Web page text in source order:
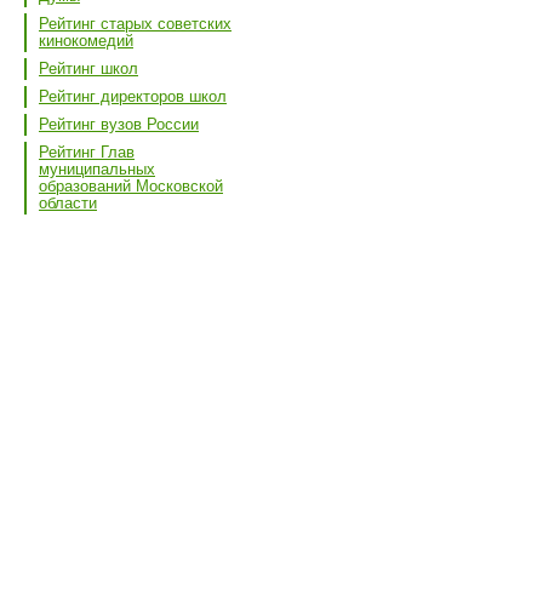
Рейтинг старых советских
кинокомедий
Рейтинг школ
Рейтинг директоров школ
Рейтинг вузов России
Рейтинг Глав
муниципальных
образований Московской
области